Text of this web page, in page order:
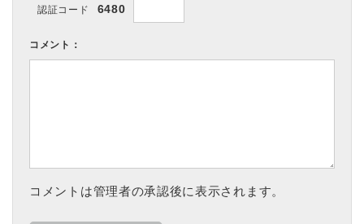
認証コード 6480
コメント：
コメントは管理者の承認後に表示されます。